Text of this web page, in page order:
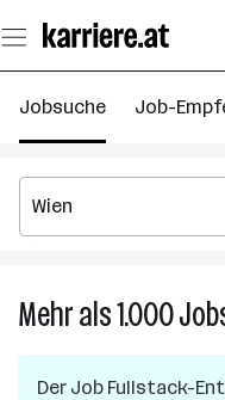
Seiteninhalt
springen
Jobsuche Job-
Mehr als 1.000
Der Job Fullstack-